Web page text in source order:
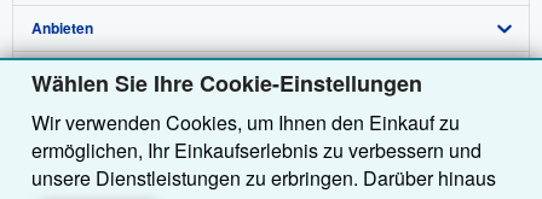
Wählen Sie Ihre Cookie-Einstellungen
Wir verwenden Cookies, um Ihnen den Einkauf zu
ermöglichen, Ihr Einkaufserlebnis zu verbessern und
unsere Dienstleistungen zu erbringen. Darüber hinaus
Detailsuche
Sammlungen
Nutzerkonto
Meine Bestellungen
Anbieten
Verkäufer werden
Partnerprogramm
Empfehlen Sie einen Verkäufer
Über uns
Über uns / Impressum
Presse
Hilfe
Hilfebereich
Weitere AbeBooks Unternehmen